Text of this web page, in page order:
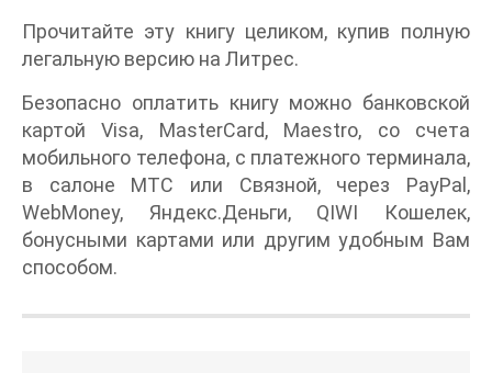
Прочитайте эту книгу целиком, купив полную
легальную версию на Литрес.
Безопасно оплатить книгу можно банковской
картой Visa, MasterCard, Maestro, со счета
мобильного телефона, с платежного терминала,
в салоне МТС или Связной, через PayPal,
WebMoney, Яндекс.Деньги, QIWI Кошелек,
бонусными картами или другим удобным Вам
способом.